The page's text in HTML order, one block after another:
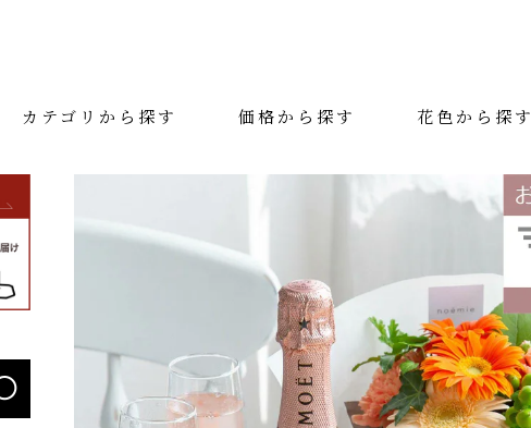
カテゴリー
花色
用途
価格（税抜）
カテゴリから探す 価格から探す 花色から探す